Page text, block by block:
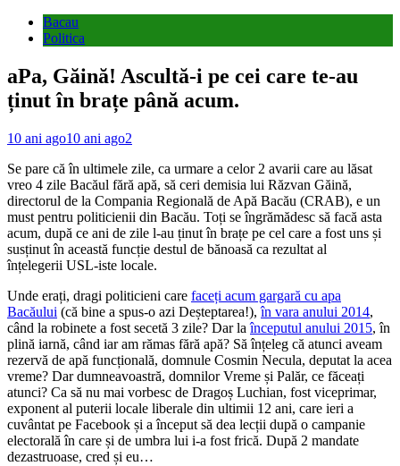
Bacau
Politica
aPa, Găină! Ascultă-i pe cei care te-au
ținut în brațe până acum.
10 ani ago10 ani ago2
Se pare că în ultimele zile, ca urmare a celor 2 avarii care au lăsat
vreo 4 zile Bacăul fără apă, să ceri demisia lui Răzvan Găină,
directorul de la Compania Regională de Apă Bacău (CRAB), e un
must pentru politicienii din Bacău. Toți se îngrămădesc să facă asta
acum, după ce ani de zile l-au ținut în brațe pe cel care a fost uns și
susținut în această funcție destul de bănoasă ca rezultat al
înțelegerii USL-iste locale.
Unde erați, dragi politicieni care faceți acum gargară cu apa
Bacăului (că bine a spus-o azi Deșteptarea!),în vara anului 2014,
când la robinete a fost secetă 3 zile? Dar laînceputul anului 2015, în
plină iarnă, când iar am rămas fără apă? Să înțeleg că atunci aveam
rezervă de apă funcțională, domnule Cosmin Necula, deputat la acea
vreme? Dar dumneavoastră, domnilor Vreme și Palăr, ce făceați
atunci? Ca să nu mai vorbesc de Dragoș Luchian, fost viceprimar,
exponent al puterii locale liberale din ultimii 12 ani, care ieri a
cuvântat pe Facebook și a început să dea lecții după o campanie
electorală în care și de umbra lui i-a fost frică. După 2 mandate
dezastruoase, cred și eu…